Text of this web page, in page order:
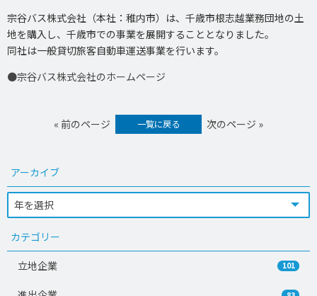
宗谷バス株式会社（本社：稚内市）は、千歳市根志越業務団地の土
地を購入し、千歳市での事業を展開することとなりました。
同社は一般貸切旅客自動車運送事業を行います。
●宗谷バス株式会社のホームページ
« 前のページ 一覧に戻る 次のページ »
アーカイブ
カテゴリー
立地企業 101